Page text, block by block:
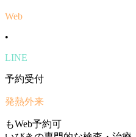
Web
•
LINE
予約受付
発熱外来
もWeb予約可